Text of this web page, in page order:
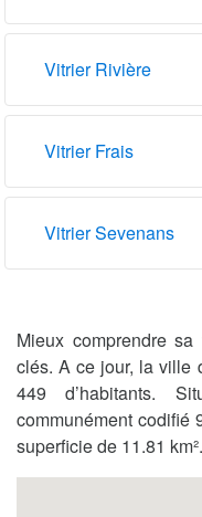
Vitrier Rivière
Vitrier Frais
Vitrier Sevenans
Mieux comprendre
clés. A ce jour, la ville
449 d’habitants.
communément codifié
superficie de 11.81 km².